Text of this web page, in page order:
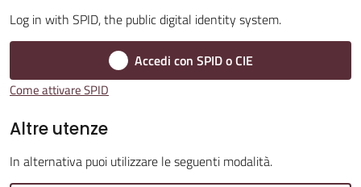
Amministrazione
Tutti
Log in with SPID, the public digital identity system.
Accedi con SPID o CIE
Come attivare SPID
Altre utenze
In alternativa puoi utilizzare le seguenti modalità.